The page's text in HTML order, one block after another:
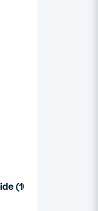
(10-P)